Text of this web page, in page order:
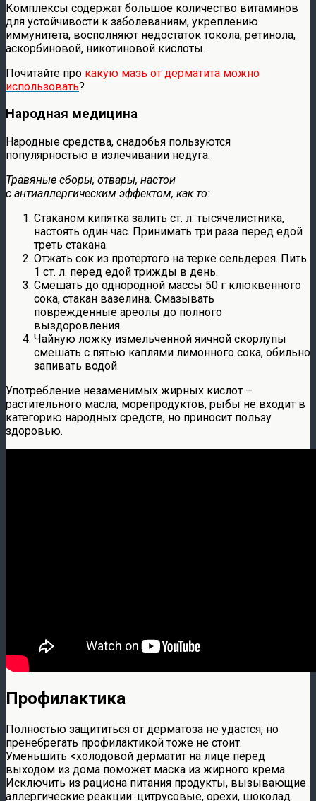
Комплексы содержат большое количество витаминов
для устойчивости к заболеваниям, укреплению
иммунитета, восполняют недостаток токола, ретинола,
аскорбиновой, никотиновой кислоты.
Почитайте про какую мазь от дерматита можно
использовать?
Народная медицина
Народные средства, снадобья пользуются
популярностью в излечивании недуга.
Травяные сборы, отвары, настои
с антиаллергическим эффектом, как то:
Стаканом кипятка залить ст. л. тысячелистника,
настоять один час. Принимать три раза перед едой
треть стакана.
Отжать сок из протертого на терке сельдерея. Пить
1 ст. л. перед едой трижды в день.
Смешать до однородной массы 50 г клюквенного
сока, стакан вазелина. Смазывать
поврежденные ареолы до полного
выздоровления.
Чайную ложку измельченной яичной скорлупы
смешать с пятью каплями лимонного сока, обильно
запивать водой.
Употребление незаменимых жирных кислот –
растительного масла, морепродуктов, рыбы не входит в
категорию народных средств, но приносит пользу
здоровью.
Профилактика
Полностью защититься от дерматоза не удастся, но
пренебрегать профилактикой тоже не стоит.
Уменьшить <холодовой дерматит на лице перед
выходом из дома поможет маска из жирного крема.
Исключить из рациона питания продукты, вызывающие
аллергические реакции: цитрусовые, орехи, шоколад.